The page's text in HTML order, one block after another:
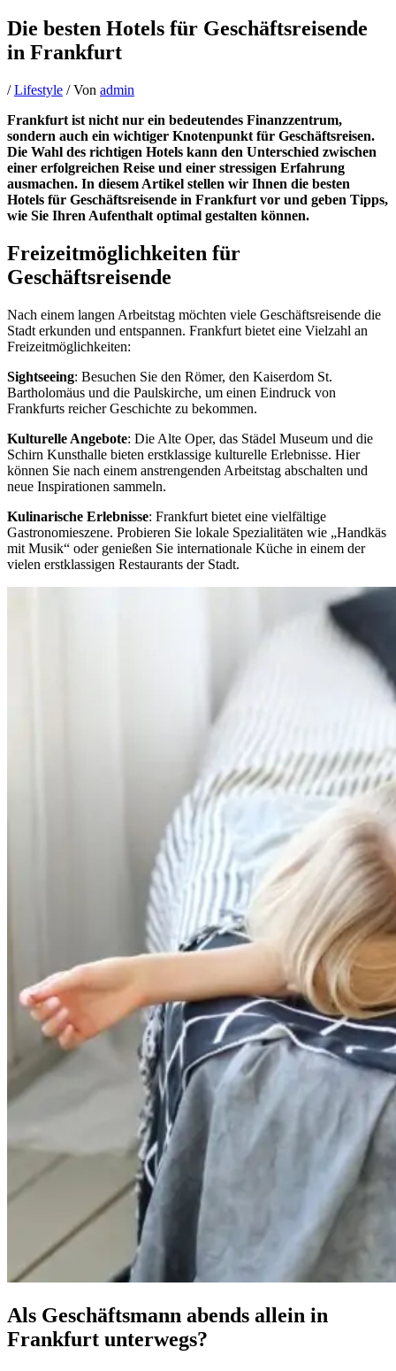
Die besten Hotels für Geschäftsreisende
in Frankfurt
/Lifestyle / Von admin
Frankfurt ist nicht nur ein bedeutendes Finanzzentrum,
sondern auch ein wichtiger Knotenpunkt für Geschäftsreisen.
Die Wahl des richtigen Hotels kann den Unterschied zwischen
einer erfolgreichen Reise und einer stressigen Erfahrung
ausmachen. In diesem Artikel stellen wir Ihnen die besten
Hotels für Geschäftsreisende in Frankfurt vor und geben Tipps,
wie Sie Ihren Aufenthalt optimal gestalten können.
Freizeitmöglichkeiten für
Geschäftsreisende
Nach einem langen Arbeitstag möchten viele Geschäftsreisende die
Stadt erkunden und entspannen. Frankfurt bietet eine Vielzahl an
Freizeitmöglichkeiten:
Sightseeing: Besuchen Sie den Römer, den Kaiserdom St.
Bartholomäus und die Paulskirche, um einen Eindruck von
Frankfurts reicher Geschichte zu bekommen.
Kulturelle Angebote: Die Alte Oper, das Städel Museum und die
Schirn Kunsthalle bieten erstklassige kulturelle Erlebnisse. Hier
können Sie nach einem anstrengenden Arbeitstag abschalten und
neue Inspirationen sammeln.
Kulinarische Erlebnisse: Frankfurt bietet eine vielfältige
Gastronomieszene. Probieren Sie lokale Spezialitäten wie „Handkäs
mit Musik“ oder genießen Sie internationale Küche in einem der
vielen erstklassigen Restaurants der Stadt.
Als Geschäftsmann abends allein in
Frankfurt unterwegs?